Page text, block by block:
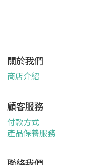
關於我們
商店介紹
顧客服務
付款方式
產品保養服務